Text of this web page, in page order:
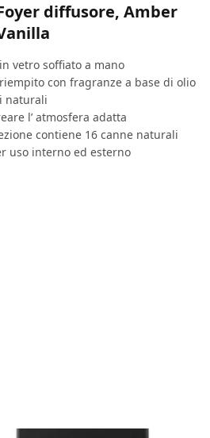
diffusore, Amber
vetro soffiato a mano
con fragranze a base di olio
naturali
l’ atmosfera adatta
contiene 16 canne naturali
uso interno ed esterno